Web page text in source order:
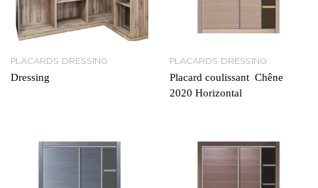
PLACARDS DRESSING
Dressing
PLACARDS DRESSING
Placard coulissant Chêne
2020 Horizontal